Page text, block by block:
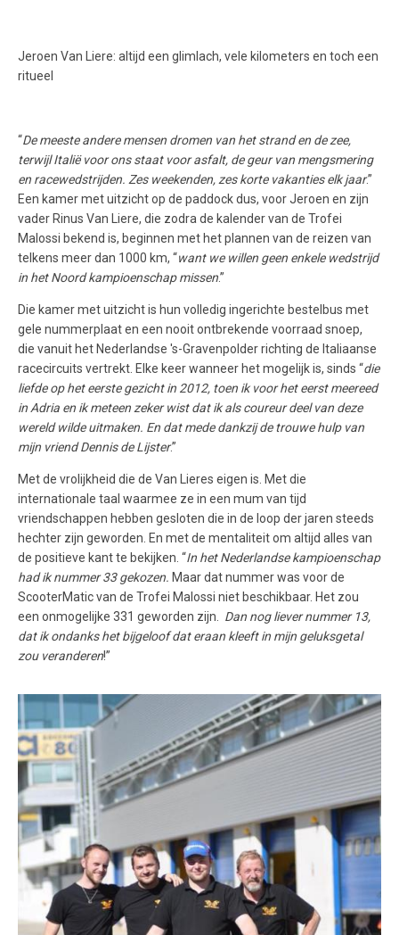
Jeroen Van Liere: altijd een glimlach, vele kilometers en toch een
ritueel
“De meeste andere mensen dromen van het strand en de zee,
terwijl Italië voor ons staat voor asfalt, de geur van mengsmering
en racewedstrijden. Zes weekenden, zes korte vakanties elk jaar.”
Een kamer met uitzicht op de paddock dus, voor Jeroen en zijn
vader Rinus Van Liere, die zodra de kalender van de Trofei
Malossi bekend is, beginnen met het plannen van de reizen van
telkens meer dan 1000 km, “want we willen geen enkele wedstrijd
in het Noord kampioenschap missen.”
Die kamer met uitzicht is hun volledig ingerichte bestelbus met
gele nummerplaat en een nooit ontbrekende voorraad snoep,
die vanuit het Nederlandse 's-Gravenpolder richting de Italiaanse
racecircuits vertrekt. Elke keer wanneer het mogelijk is, sinds “die
liefde op het eerste gezicht in 2012, toen ik voor het eerst meereed
in Adria en ik meteen zeker wist dat ik als coureur deel van deze
wereld wilde uitmaken. En dat mede dankzij de trouwe hulp van
mijn vriend Dennis de Lijster.”
Met de vrolijkheid die de Van Lieres eigen is. Met die
internationale taal waarmee ze in een mum van tijd
vriendschappen hebben gesloten die in de loop der jaren steeds
hechter zijn geworden. En met de mentaliteit om altijd alles van
de positieve kant te bekijken. “In het Nederlandse kampioenschap
had ik nummer 33 gekozen. Maar dat nummer was voor de
ScooterMatic van de Trofei Malossi niet beschikbaar. Het zou
een onmogelijke 331 geworden zijn.
Dan nog liever nummer 13,
dat ik ondanks het bijgeloof dat eraan kleeft in mijn geluksgetal
zou veranderen!”